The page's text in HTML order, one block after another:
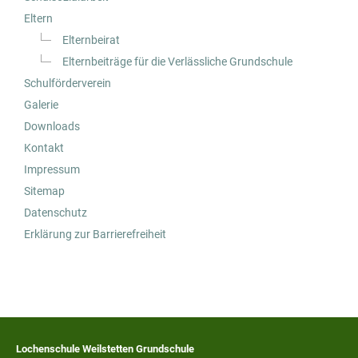
Eltern
Elternbeirat
Elternbeiträge für die Verlässliche Grundschule
Schulförderverein
Galerie
Downloads
Kontakt
Impressum
Sitemap
Datenschutz
Erklärung zur Barrierefreiheit
Lochenschule Weilstetten Grundschule